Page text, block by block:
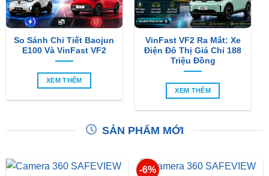
So Sánh Chi Tiết Baojun
E100 Và VinFast VF2
XEM THÊM
VinFast VF2 Ra Mắt: Xe
Điện Đô Thị Giá Chỉ 188
Triệu Đồng
XEM THÊM
SẢN PHẨM MỚI